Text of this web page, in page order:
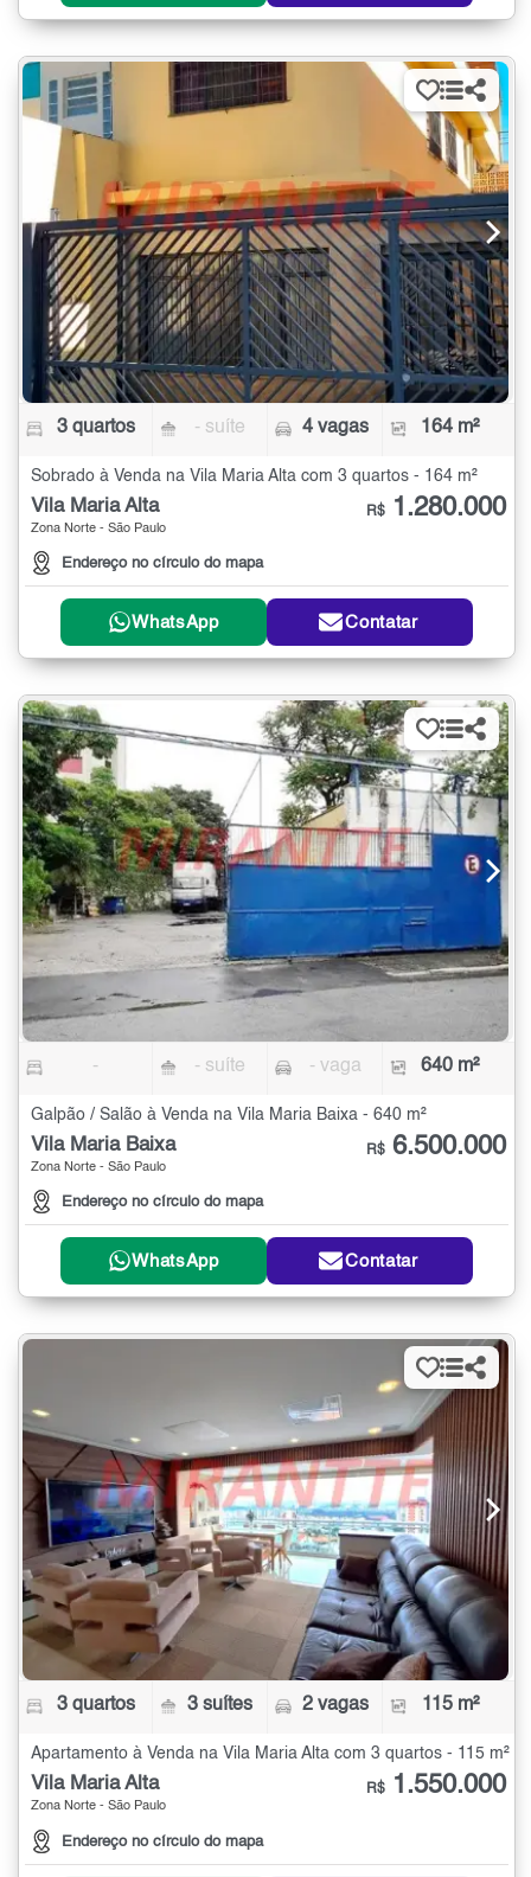
3 quartos - suíte 4 vagas 164 m²
Sobrado à Venda na Vila Maria Alta com 3 quartos - 164 m²
Vila Maria Alta
Zona Norte - São Paulo
Endereço no círculo do mapa
R$ 1.280.000
WhatsApp Contatar
- - suíte - vaga 640 m²
Galpão / Salão à Venda na Vila Maria Baixa - 640 m²
Vila Maria Baixa
Zona Norte - São Paulo
Endereço no círculo do mapa
R$ 6.500.000
WhatsApp Contatar
3 quartos 3 suítes 2 vagas 115 m²
Apartamento à Venda na Vila Maria Alta com 3 quartos - 115 m²
Vila Maria Alta
Zona Norte - São Paulo
Endereço no círculo do mapa
R$ 1.550.000